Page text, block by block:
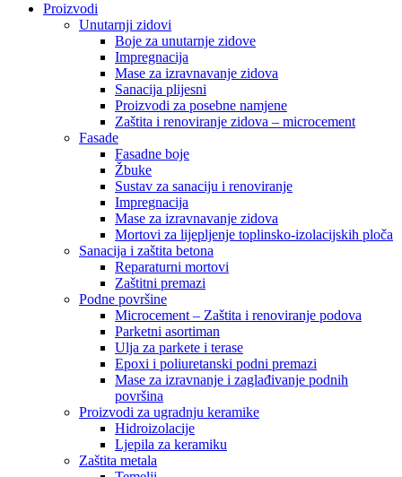
Proizvodi
Unutarnji zidovi
Boje za unutarnje zidove
Impregnacija
Mase za izravnavanje zidova
Sanacija plijesni
Proizvodi za posebne namjene
Zaštita i renoviranje zidova – microcement
Fasade
Fasadne boje
Žbuke
Sustav za sanaciju i renoviranje
Impregnacija
Mase za izravnavanje zidova
Mortovi za lijepljenje toplinsko-izolacijskih ploča
Sanacija i zaštita betona
Reparaturni mortovi
Zaštitni premazi
Podne površine
Microcement – Zaštita i renoviranje podova
Parketni asortiman
Ulja za parkete i terase
Epoxi i poliuretanski podni premazi
Mase za izravnanje i zaglađivanje podnih
površina
Proizvodi za ugradnju keramike
Hidroizolacije
Ljepila za keramiku
Zaštita metala